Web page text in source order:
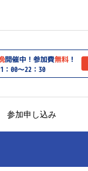
参加申し込み